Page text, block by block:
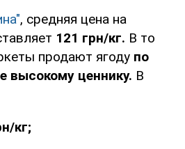
, средняя цена на
121 грн/кг. В то
продают ягоду по
высокому ценнику. В
кг;